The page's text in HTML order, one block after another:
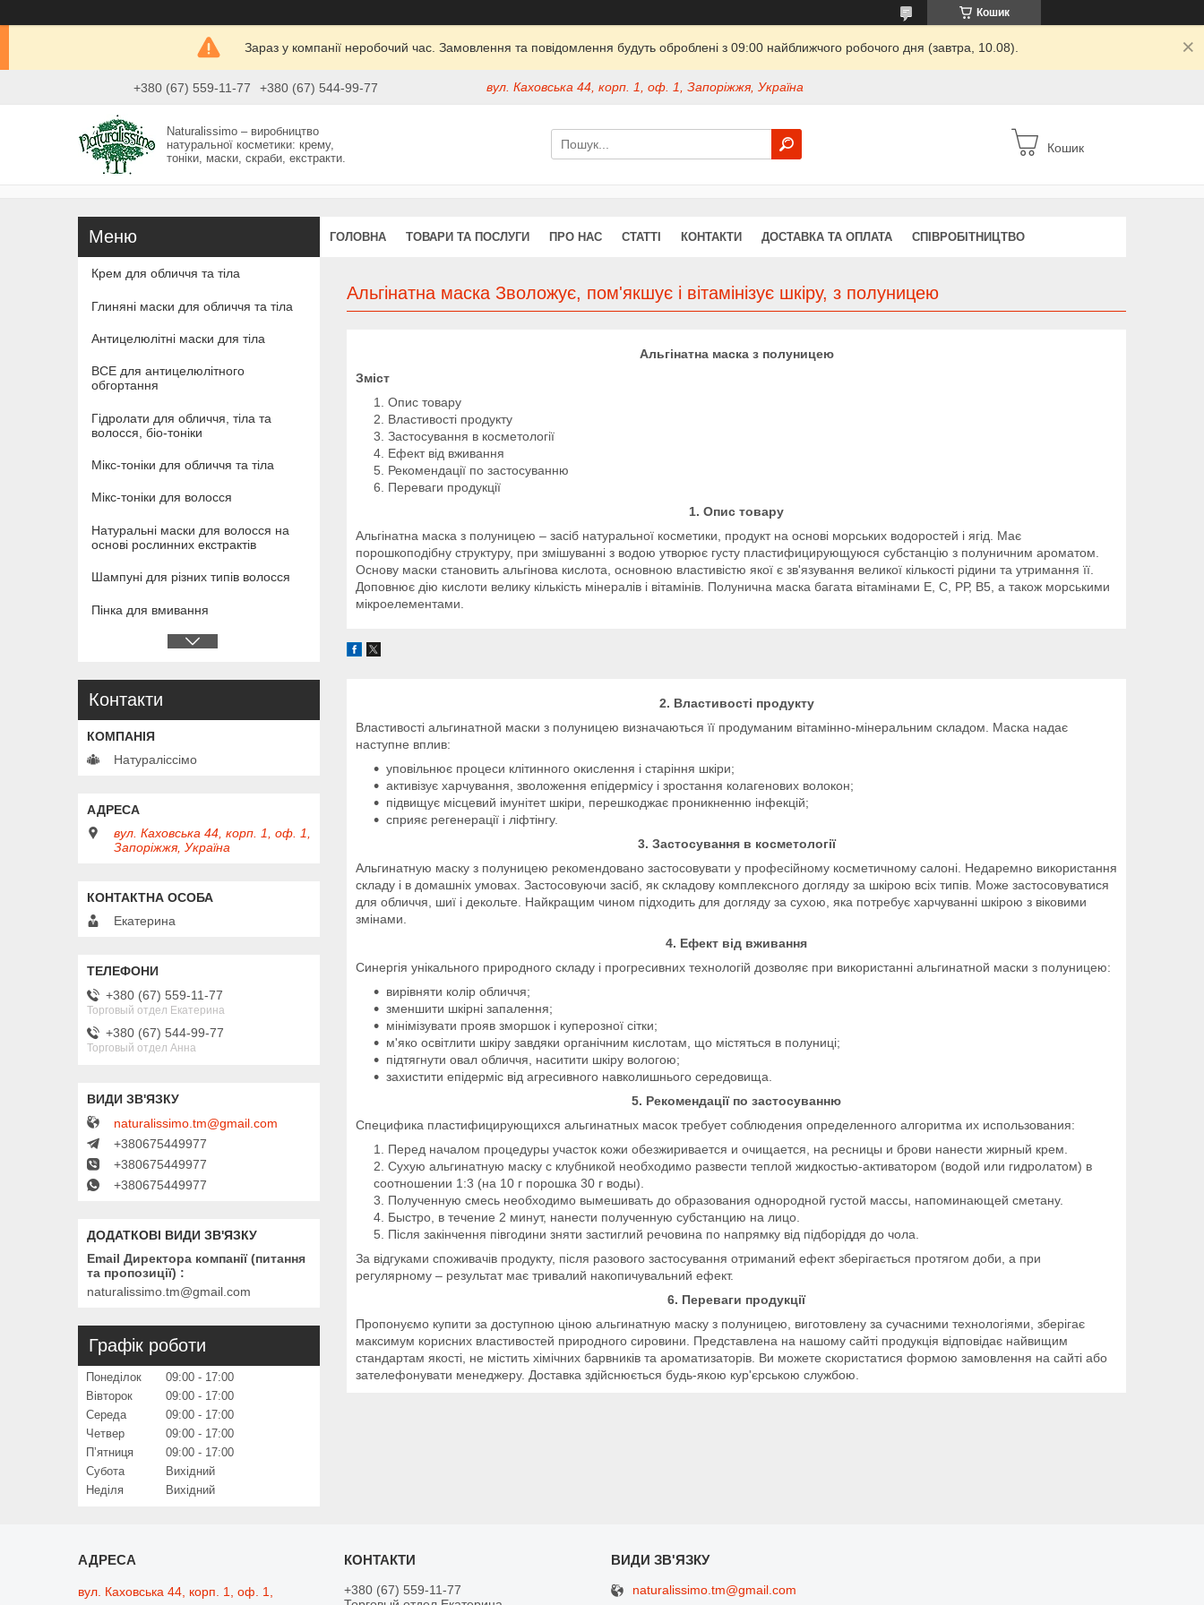
Кошик
Зараз у компанії неробочий час. Замовлення та повідомлення будуть оброблені з 09:00 найближчого робочого дня (завтра, 10.08).
+380 (67) 559-11-77 +380 (67) 544-99-77 вул. Каховська 44, корп. 1, оф. 1, Запоріжжя, Україна
Naturalissimo – виробництво
натуральної косметики: крему,
тоніки, маски, скраби, екстракти.
Кошик
ГОЛОВНА ТОВАРИ ТА ПОСЛУГИ ПРО НАС СТАТТІ КОНТАКТИ ДОСТАВКА ТА ОПЛАТА СПІВРОБІТНИЦТВО
Альгінатна маска Зволожує, пом'якшує і вітамінізує шкіру, з полуницею
Альгінатна маска з полуницею
Зміст
Опис товару
Властивості продукту
Застосування в косметології
Ефект від вживання
Рекомендації по застосуванню
Переваги продукції
1. Опис товару
Альгінатна маска з полуницею – засіб натуральної косметики, продукт на основі морських водоростей і ягід. Має
порошкоподібну структуру, при змішуванні з водою утворює густу пластифицирующуюся субстанцію з полуничним ароматом.
Основу маски становить альгінова кислота, основною властивістю якої є зв'язування великої кількості рідини та утримання її.
Доповнює дію кислоти велику кількість мінералів і вітамінів. Полунична маска багата вітамінами Е, С, РР, В5, а також морськими
мікроелементами.
2. Властивості продукту
Властивості альгинатной маски з полуницею визначаються її продуманим вітамінно-мінеральним складом. Маска надає
наступне вплив:
уповільнює процеси клітинного окислення і старіння шкіри;
активізує харчування, зволоження епідермісу і зростання колагенових волокон;
підвищує місцевий імунітет шкіри, перешкоджає проникненню інфекцій;
сприяє регенерації і ліфтінгу.
3. Застосування в косметології
Альгинатную маску з полуницею рекомендовано застосовувати у професійному косметичному салоні. Недаремно використання
складу і в домашніх умовах. Застосовуючи засіб, як складову комплексного догляду за шкірою всіх типів. Може застосовуватися
для обличчя, шиї і декольте. Найкращим чином підходить для догляду за сухою, яка потребує харчуванні шкірою з віковими
змінами.
4. Ефект від вживання
Синергія унікального природного складу і прогресивних технологій дозволяє при використанні альгинатной маски з полуницею:
вирівняти колір обличчя;
зменшити шкірні запалення;
мінімізувати прояв зморшок і куперозної сітки;
м'яко освітлити шкіру завдяки органічним кислотам, що містяться в полуниці;
підтягнути овал обличчя, наситити шкіру вологою;
захистити епідерміс від агресивного навколишнього середовища.
5. Рекомендації по застосуванню
Специфика пластифицирующихся альгинатных масок требует соблюдения определенного алгоритма их использования:
Перед началом процедуры участок кожи обезжиривается и очищается, на ресницы и брови нанести жирный крем.
Сухую альгинатную маску с клубникой необходимо развести теплой жидкостью-активатором (водой или гидролатом) в
соотношении 1:3 (на 10 г порошка 30 г воды).
Полученную смесь необходимо вымешивать до образования однородной густой массы, напоминающей сметану.
Быстро, в течение 2 минут, нанести полученную субстанцию на лицо.
Після закінчення півгодини зняти застиглий речовина по напрямку від підборіддя до чола.
За відгуками споживачів продукту, після разового застосування отриманий ефект зберігається протягом доби, а при
регулярному – результат має тривалий накопичувальний ефект.
6. Переваги продукції
Пропонуємо купити за доступною ціною альгинатную маску з полуницею, виготовлену за сучасними технологіями, зберігає
максимум корисних властивостей природного сировини. Представлена на нашому сайті продукція відповідає найвищим
стандартам якості, не містить хімічних барвників та ароматизаторів. Ви можете скористатися формою замовлення на сайті або
зателефонувати менеджеру. Доставка здійснюється будь-якою кур'єрською службою.
Крем для обличчя та тіла
Глиняні маски для обличчя та тіла
Антицелюлітні маски для тіла
ВСЕ для антицелюлітного
обгортання
Гідролати для обличчя, тіла та
волосся, біо-тоніки
Мікс-тоніки для обличчя та тіла
Мікс-тоніки для волосся
Натуральні маски для волосся на
основі рослинних екстрактів
Шампуні для різних типів волосся
Пінка для вмивання
Контакти
Натураліссімо
вул. Каховська 44, корп. 1, оф. 1,
Запоріжжя, Україна
Екатерина
+380 (67) 559-11-77
Торговый отдел Екатерина
+380 (67) 544-99-77
Торговый отдел Анна
naturalissimo.tm@gmail.com
+380675449977
+380675449977
+380675449977
Email Директора компанії (питання
та пропозиції)
naturalissimo.tm@gmail.com
Графік роботи
Понеділок 09:00
17:00
Вівторок
09:00
17:00
Середа
09:00
17:00
Четвер
09:00
17:00
Пʼятниця
09:00
17:00
Субота
Вихідний
Неділя
Вихідний
вул. Каховська 44, корп. 1, оф. 1,
+380 (67) 559-11-77
naturalissimo.tm@gmail.com